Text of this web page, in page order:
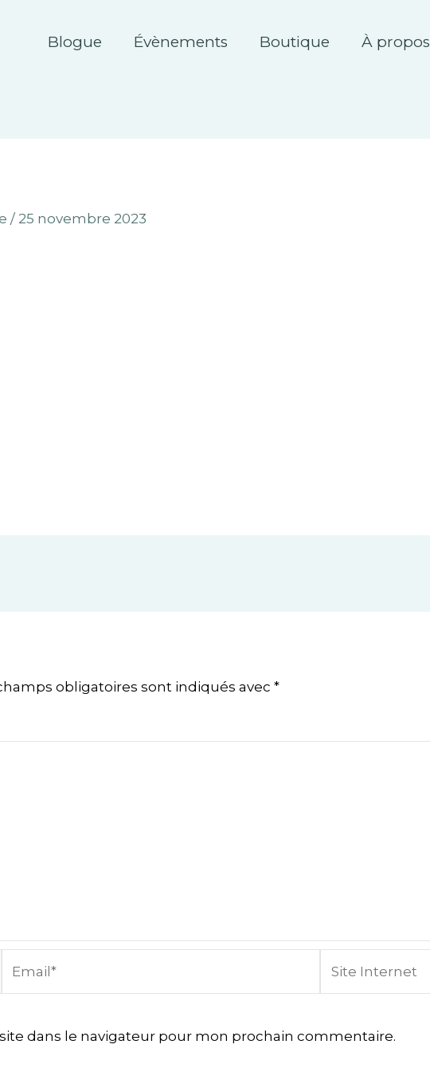
Blogue Évènements Boutique À propos
/ 25 novembre 2023
obligatoires sont indiqués avec *
dans le navigateur pour mon prochain commentaire.